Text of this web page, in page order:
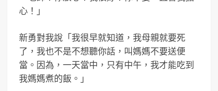
心！」
新勇對我說「我很早就知道，我母親就要死
了，我也不是不想聽你話，叫媽媽不要送便
當。因為，一天當中，只有中午，我才能吃到
我媽媽煮的飯。」